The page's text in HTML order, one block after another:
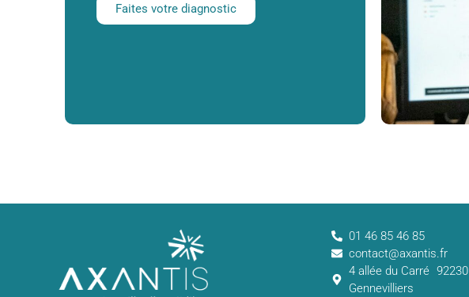
Faites votre diagnostic
01 46 85 46 85
contact@axantis.fr
4 allée du Carré 92230
Gennevilliers